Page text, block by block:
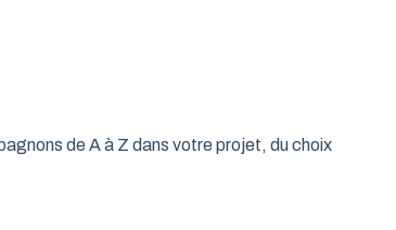
réponse idéale pour les propriétaires qui
un espace maximal à l’intérieur.
de A à Z dans votre projet, du choix